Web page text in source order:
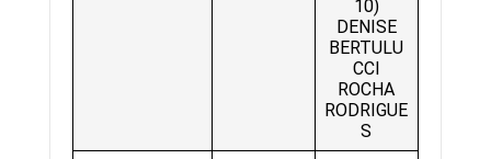
10)
DENISE
BERTULU
CCI
ROCHA
RODRIGUE
S